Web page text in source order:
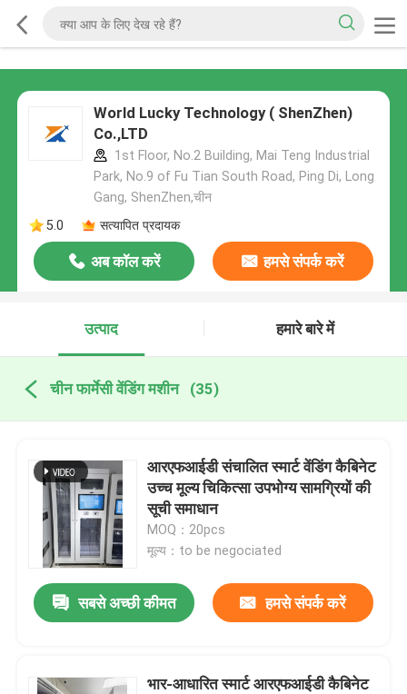
World Lucky Technology ( ShenZhen)
Co.,LTD
1st Floor, No.2 Building, Mai Teng Industrial
Park, No.9 of Fu Tian South Road, Ping Di, Long
Gang, ShenZhen,चीन
5.0
सत्यापित प्रदायक
अब कॉल करें हमसे संपर्क करें
उत्पाद हमारे बारे में
चीन फार्मेसी वेंडिंग मशीन (35)
आरएफआईडी संचालित स्मार्ट वेंडिंग कैबिनेट
उच्च मूल्य चिकित्सा उपभोग्य सामग्रियों की
सूची समाधान
MOQ：20pcs
मूल्य：to be negociated
सबसे अच्छी कीमत हमसे संपर्क करें
भार-आधारित स्मार्ट आरएफआईडी कैबिनेट